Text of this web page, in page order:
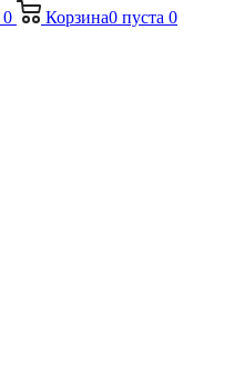
0 Корзина0 пуста 0